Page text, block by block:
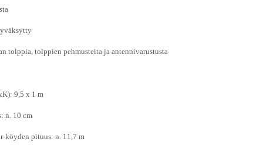
tolppia, tolppien pehmusteita ja antennivarustusta
9,5 x 1 m
n. 10 cm
köyden pituus: n. 11,7 m